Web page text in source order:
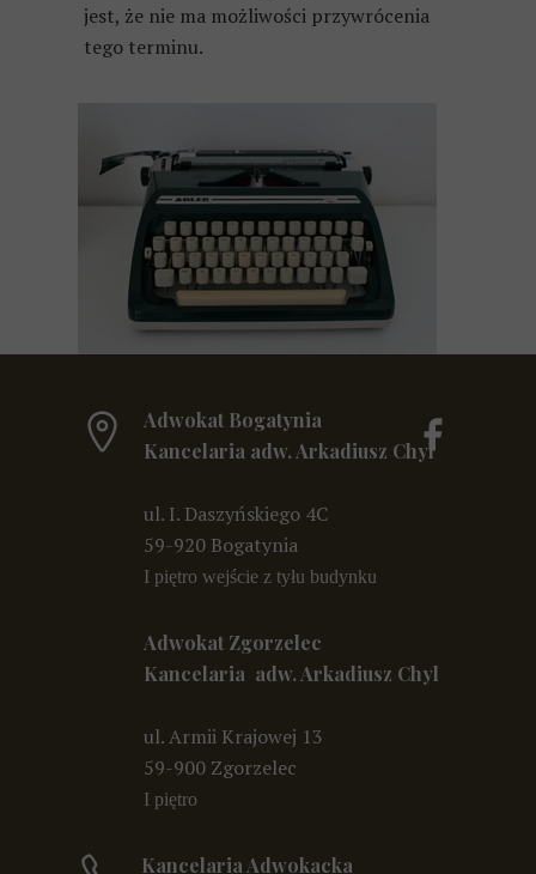
jest, że nie ma możliwości przywrócenia
tego terminu.
Adwokat Bogatynia
Kancelaria adw. Arkadiusz Chyl
ul. I. Daszyńskiego 4C
59-920 Bogatynia
I piętro wejście z tyłu budynku
Kancelaria Adwokacka
Adwokat Zgorzelec
Kancelaria adw. Arkadiusz Chyl
ul. Armii Krajowej 13
59-900 Zgorzelec
I piętro